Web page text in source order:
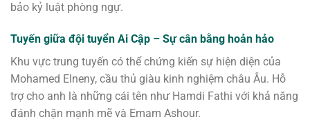
bảo kỷ luật phòng ngự.
Tuyến giữa đội tuyển Ai Cập – Sự cân bằng hoản hảo
Khu vực trung tuyến có thể chứng kiến sự hiện diện của
Mohamed Elneny, cầu thủ giàu kinh nghiệm châu Âu. Hỗ
trợ cho anh là những cái tên như Hamdi Fathi với khả năng
đánh chặn mạnh mẽ và Emam Ashour.